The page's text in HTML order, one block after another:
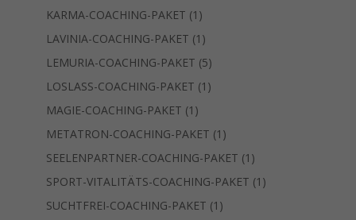
Produkt
KARMA-COACHING-PAKET 1 1
Produkt
LAVINIA-COACHING-PAKET 1 1
Produkt
LEMURIA-COACHING-PAKET 55
Produkte
LOSLASS-COACHING-PAKET 1 1
MAGIE-COACHING-PAKET 1 1
Produkt
METATRON-COACHING-PAKET 1 1
Produkt
SEELENPARTNER-COACHING-PAKET 1 1
Produkt
SPORT-VITALITÄTS-COACHING-PAKET 1 1
SUCHTFREI-COACHING-PAKET 1 1